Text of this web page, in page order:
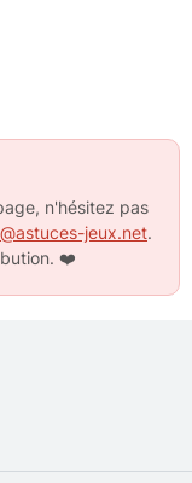
n'hésitez pas
jeux.net.
❤️